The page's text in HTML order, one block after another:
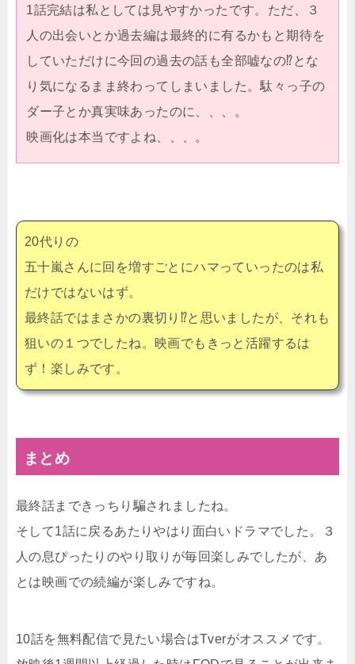
1話完結は私としては見やすかったです。ただ、３
人の出会いとか過去編は最終的に有るかもと期待を
していただけに今回の過去の話も全部嘘なの⁉︎とな
り気になるまま終わってしまいました。駄々っ子の
ダー子とか真実味あったのに、、、。
映画化は本当ですよね、、、。
20代りの
五十嵐さんに回を増すごとにハマっていったのは私
だけではないはず。
最終話ではまさかの裏切り⁉︎と思いましたが、それも
狙いの１つでしたね。映画でもきっと活躍するは
ず！楽しみです。
まとめ
最終話まできっちり騙されましたね。
そして1話に戻るあたりやはり面白いドラマでした。３
人の息ぴったりのやり取りが毎回楽しみでしたが、あ
とは映画での続編が楽しみですね。
10話を無料配信で見たい場合はTverがオススメです。